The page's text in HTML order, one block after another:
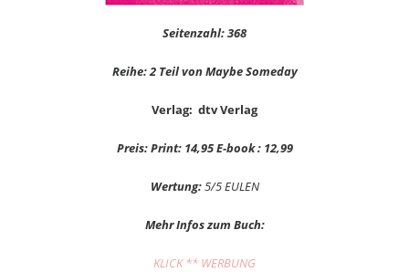
Seitenzahl: 368
Reihe: 2 Teil von Maybe Someday
Verlag: dtv Verlag
Preis: Print: 14,95 E-book : 12,99
Wertung:5/5 EULEN
Mehr Infos zum Buch:
KLICK ** WERBUNG